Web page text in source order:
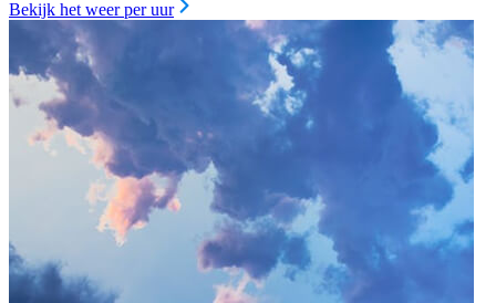
Bekijk het weer per uur